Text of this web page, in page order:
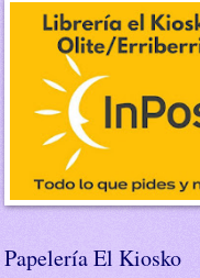
Papelería El Kiosko